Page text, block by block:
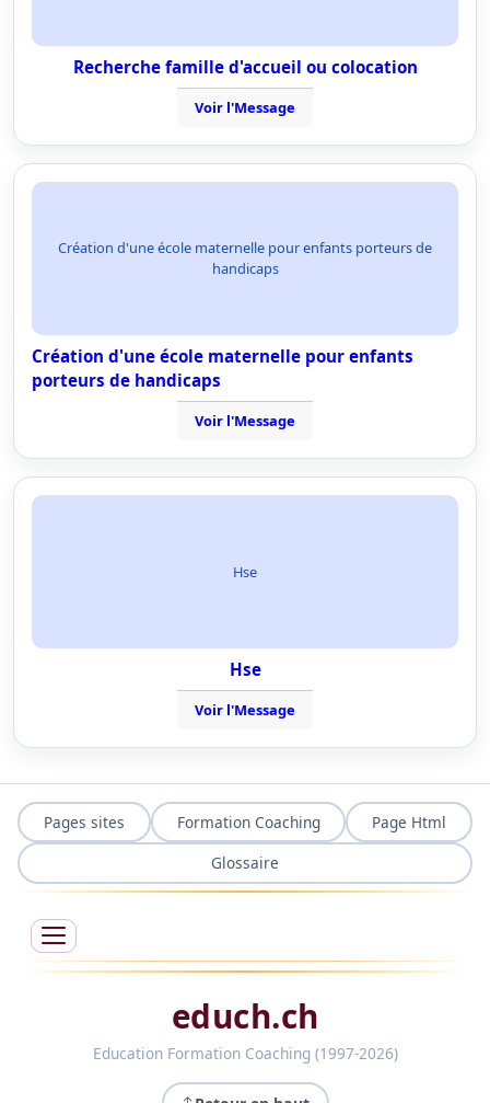
Recherche famille d'accueil ou colocation
Voir l'Message
Création d'une école maternelle pour enfants porteurs de
handicaps
Création d'une école maternelle pour enfants
porteurs de handicaps
Voir l'Message
Hse
Hse
Voir l'Message
Pages sites Formation Coaching
Page Html
Glossaire
educh.ch
Education Formation Coaching (1997-2026)